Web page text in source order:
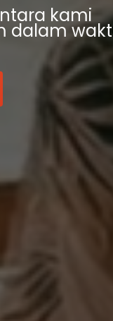
ntara kami
dalam wakt